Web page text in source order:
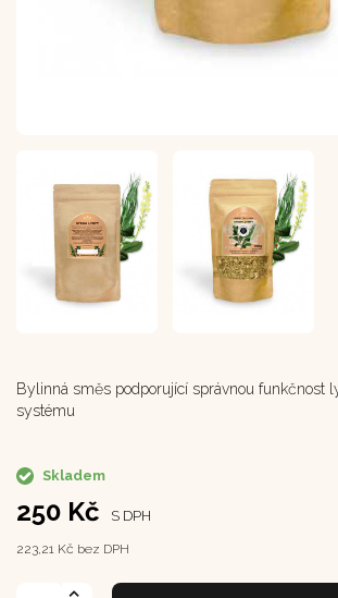
Bylinná směs podporující správnou funkčnost
systému
Skladem
250 Kč S DPH
223,21 Kč bez DPH